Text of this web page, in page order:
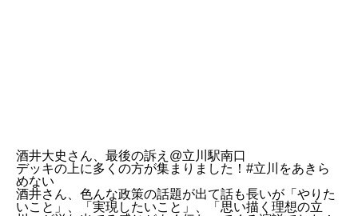
酒井大史さん、最後の訴え@立川駅南口
デッキの上に多くの方が集まりました！#立川をあきら
めない
酒井さん、色んな政策の話題が出て話も長いが「やりた
いこと」、「実現したいこと」、「思い描く理想の立